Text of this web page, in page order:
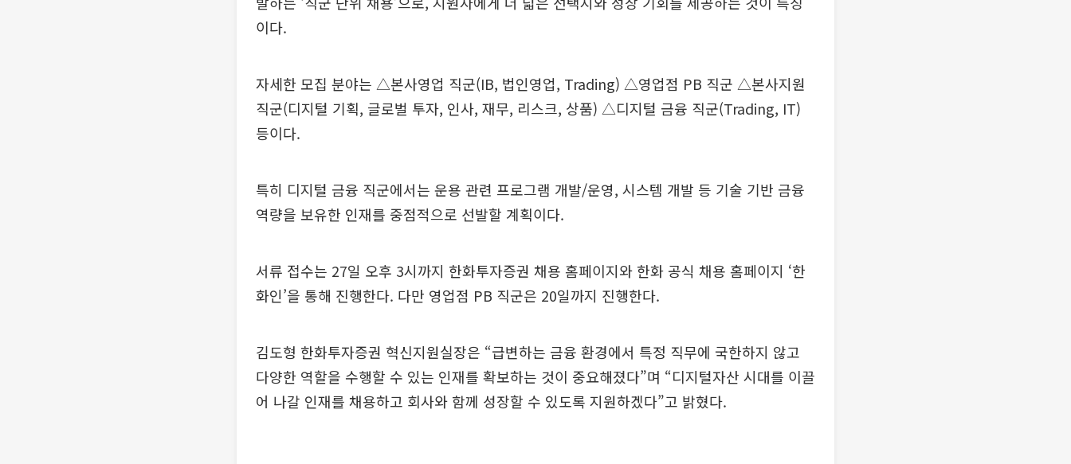
이다.
자세한 모집 분야는 △본사영업 직군(IB, 법인영업, Trading) △영업점 PB 직군 △본사지원
직군(디지털 기획, 글로벌 투자, 인사, 재무, 리스크, 상품) △디지털 금융 직군(Trading, IT)
등이다.
특히 디지털 금융 직군에서는 운용 관련 프로그램 개발/운영, 시스템 개발 등 기술 기반 금융
역량을 보유한 인재를 중점적으로 선발할 계획이다.
서류 접수는 27일 오후 3시까지 한화투자증권 채용 홈페이지와 한화 공식 채용 홈페이지 ‘한
화인’을 통해 진행한다. 다만 영업점 PB 직군은 20일까지 진행한다.
김도형 한화투자증권 혁신지원실장은 “급변하는 금융 환경에서 특정 직무에 국한하지 않고
다양한 역할을 수행할 수 있는 인재를 확보하는 것이 중요해졌다”며 “디지털자산 시대를 이끌
어 나갈 인재를 채용하고 회사와 함께 성장할 수 있도록 지원하겠다”고 밝혔다.